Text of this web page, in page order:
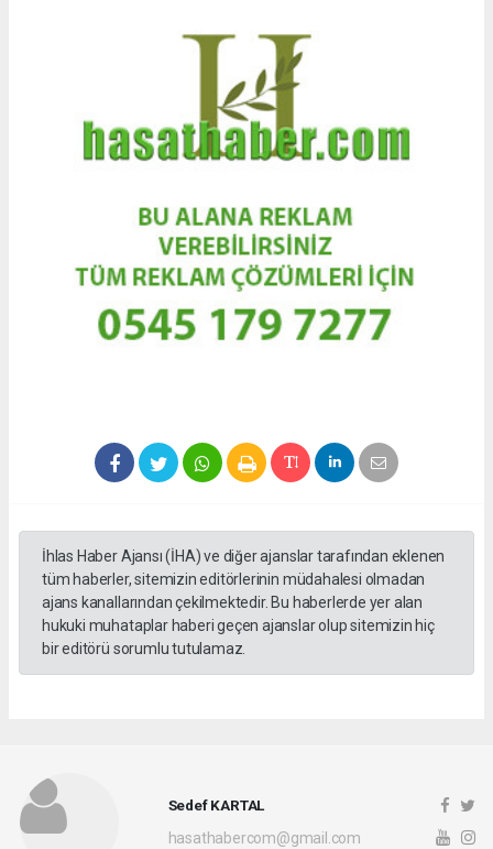
İhlas Haber Ajansı (İHA) ve diğer ajanslar tarafından eklenen
tüm haberler, sitemizin editörlerinin müdahalesi olmadan
ajans kanallarından çekilmektedir. Bu haberlerde yer alan
hukuki muhataplar haberi geçen ajanslar olup sitemizin hiç
bir editörü sorumlu tutulamaz.
Sedef KARTAL
hasathabercom@gmail.com